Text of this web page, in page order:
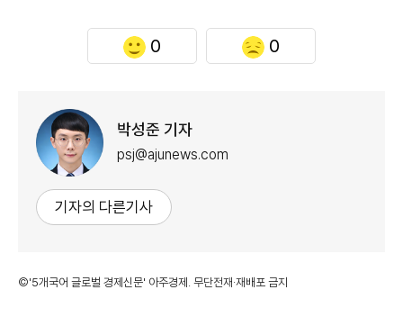
0 0
박성준 기자
psj@ajunews.com
기자의 다른기사
©'5개국어 글로벌 경제신문' 아주경제. 무단전재·재배포 금지